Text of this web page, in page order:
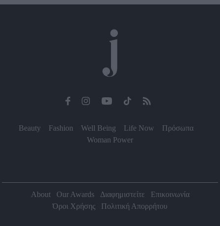
Beauty Fashion Well Being Life Now
Πρόσωπα
Woman Power
About Our Awards Διαφημιστείτε
Επικοινωνία
Όροι Χρήσης
Πολιτική Απορρήτου